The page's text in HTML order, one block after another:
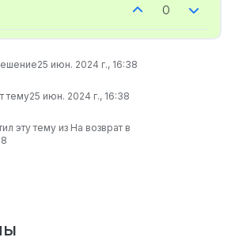
0
25 июн. 2024 г., 16:38
тему25 июн. 2024 г., 16:38
эту тему из На возврат в